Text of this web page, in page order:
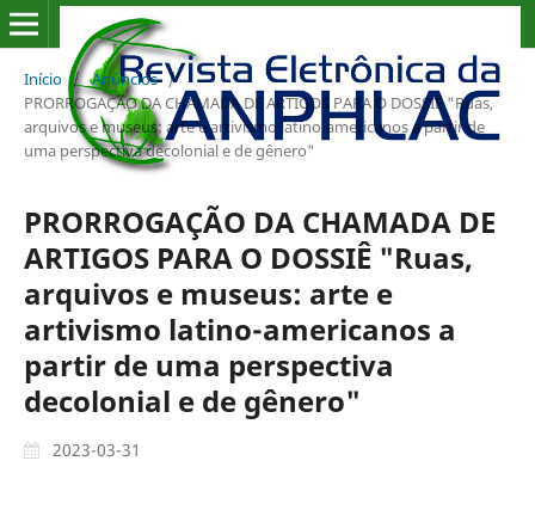
Início / Anúncios /
PRORROGAÇÃO DA CHAMADA DE ARTIGOS PARA O DOSSIÊ "Ruas,
arquivos e museus: arte e artivismo latino-americanos a partir de
uma perspectiva decolonial e de gênero"
PRORROGAÇÃO DA CHAMADA DE
ARTIGOS PARA O DOSSIÊ "Ruas,
arquivos e museus: arte e
artivismo latino-americanos a
partir de uma perspectiva
decolonial e de gênero"
2023-03-31